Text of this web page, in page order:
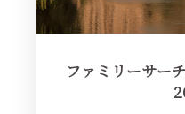
ファミリーサー